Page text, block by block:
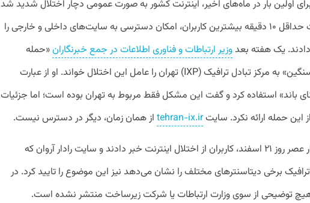
اولین بار در ماه‌های اخیر، اینترنت کشور به صورت عمومی دچار اختلال شدید شد
و به مدت حداقل ۱۰ دقیقه بیشترین کاربران، امکان دسترسی به سایت‌های داخلی و خارجی را
یک هفته بعدوزیر ارتباطات و فناوری اطلاعات در جمع خبرنگاران«حمله
سایبری سنگین» به مرکز تبادل ترافیک (IXP) تهران را عامل این اختلال خواند. او از عبارت
باند» استفاده کرد و گفت این مشکل فقط مربوط به تهران بوده است؛ اما جزئیات
این حمله ارائه نکرد. سایتtehran-ix.ir از همان زمان، دیگر در دسترس نیست.
دومین بار عصر روز ۲۱ اسفند، کاربران از اختلال اینترنت خبر دادند و سایت رادار آروان که
برخی دیتاسنترهای مختلف را نشان می‌دهد نیز این موضوع را تایید کرد. در
هیچ توضیحی از سوی وزارت ارتباطات یا شرکت زیرساخت منتشر نشده است.